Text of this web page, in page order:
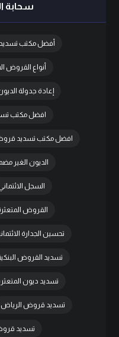
سحابة
أفضل مكتب
أنواع القروض
إعادة جدولة
افضل مكتب
افضل مكتب تسديد
الديون الغير
السجل
القروض
تحسين الجدارة
تسديد القروض
تسديد ديون
تسديد قروض الرياض
تسديد